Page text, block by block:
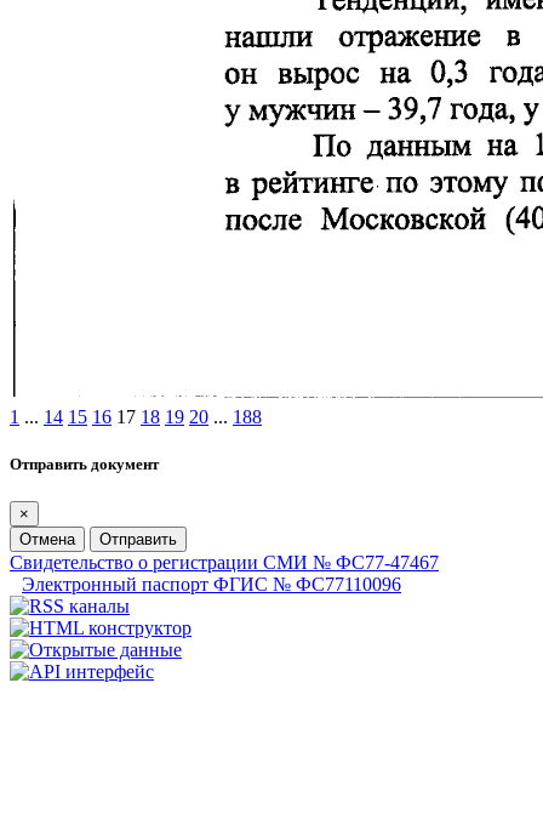
1 ... 14 15 16 17 18 19 20 ... 188
Отправить документ
×
Отмена
Отправить
Свидетельство о регистрации СМИ № ФС77-47467
Электронный паспорт ФГИС № ФС77110096